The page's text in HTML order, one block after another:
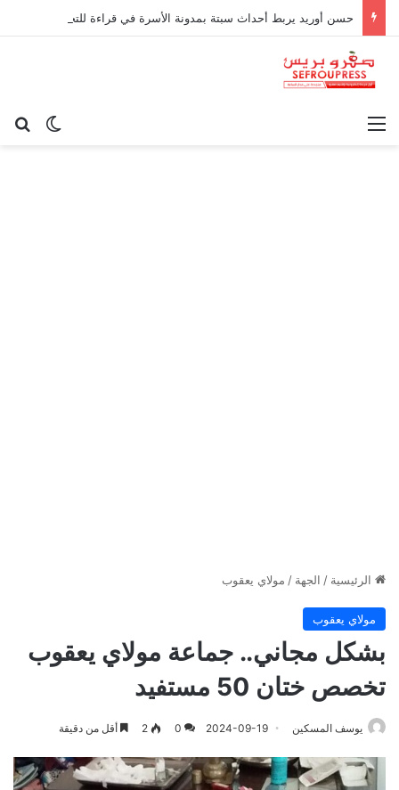
الوضع القائمة
الرئيسية / الجهة / مولاي يعقوب
مولاي يعقوب
بشكل مجاني.. جماعة مولاي يعقوب
تخصص ختان 50 مستفيد
يوسف المسكين 2024-09-19
0
2 أقل من دقيقة